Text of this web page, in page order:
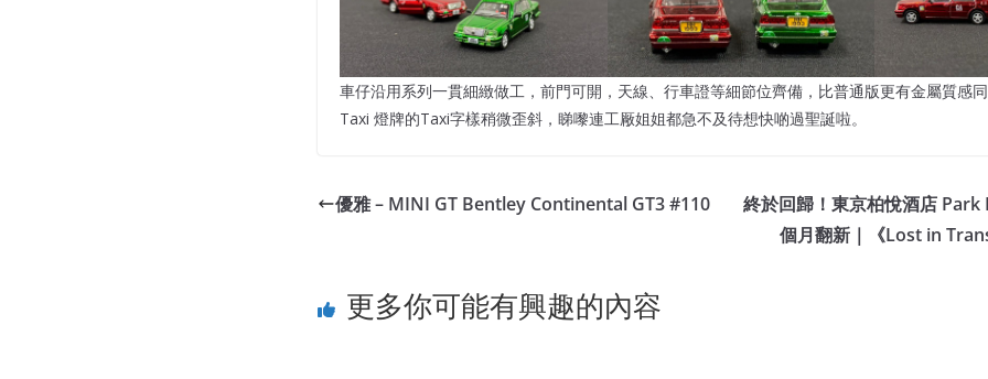
車仔沿用系列一貫細緻做工，前門可開，天線、行車證等細節位齊備，比普通版更有金屬質感
Taxi 燈牌的Taxi字樣稍微歪斜，睇嚟連工厰姐姐都急不及待想快啲過聖誕啦。
優雅 – MINI GT Bentley Continental GT3 #110
終於回歸！東京柏悅酒店
個月翻新｜《Lost in
更多你可能有興趣的內容